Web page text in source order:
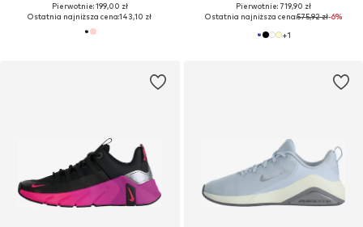
Pierwotnie: 199,00 zł
Ostatnia najniższa cena:143,10 zł
Pierwotnie: 719,90 zł
Ostatnia najniższa cena:575,92 zł-6%
+1